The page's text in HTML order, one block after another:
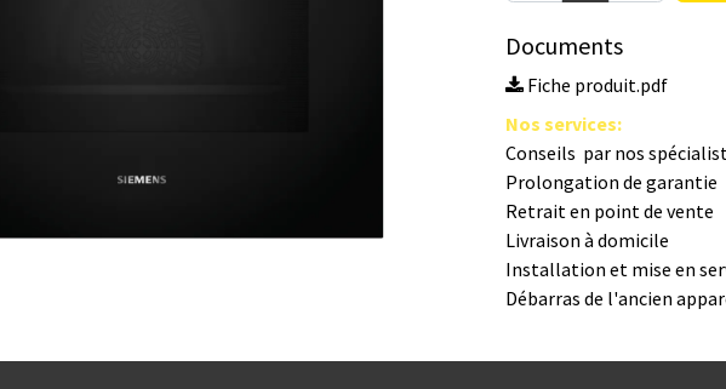
Documents
Fiche produit.pdf
Nos s​ervices:
Conseils par nos
Prolongation de garantie
Retrait en point de vente
Livraison à domicile
Installation et mise en
Débarras de l'ancien